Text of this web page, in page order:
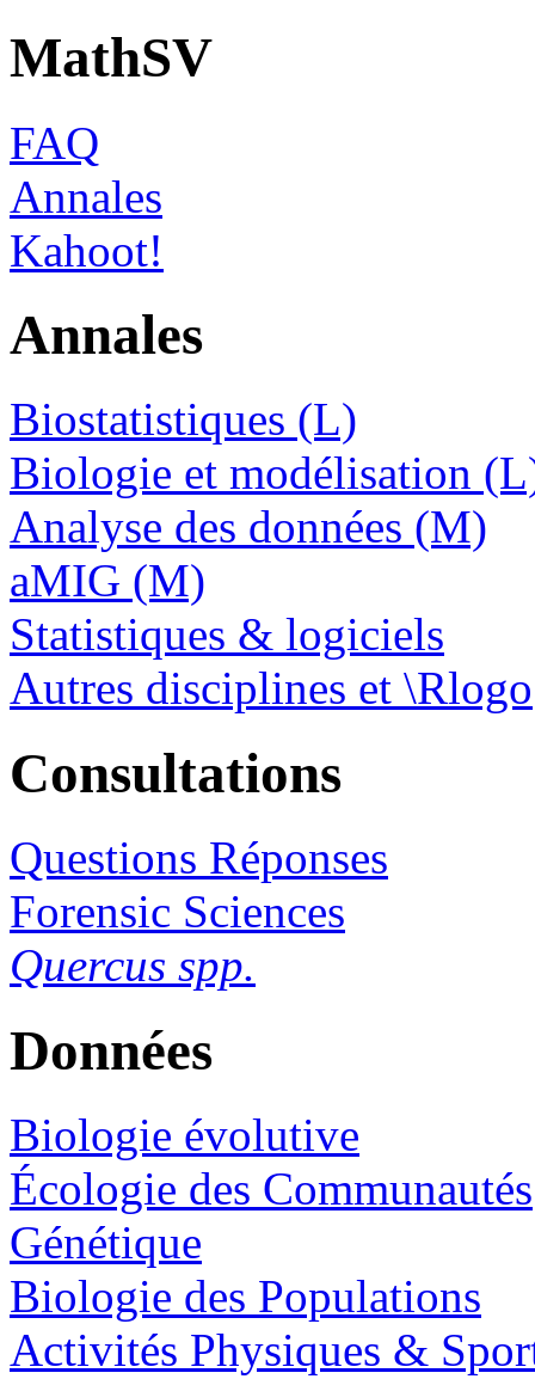
MathSV
FAQ
Annales
Kahoot!
Annales
Biostatistiques (L)
Biologie et modélisation
Analyse des données (M)
aMIG (M)
Statistiques & logiciels
Autres disciplines et \Rlogo
Consultations
Questions Réponses
Forensic Sciences
Quercus spp.
Données
Biologie évolutive
Écologie des Communautés
Génétique
Biologie des Populations
Activités Physiques &